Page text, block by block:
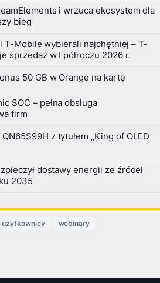
i wrzuca ekosystem dla
bieg
T-Mobile wybierali najchętniej – T-
sprzedaż w I półroczu 2026 r.
50 GB w Orange na kartę
SOC – pełna obsługa
firm
z tytułem „King of OLED
dostawy energii ze źródeł
2035
użytkownicy webinary